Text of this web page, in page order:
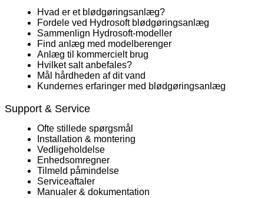
Hvad er et blødgøringsanlæg?
Fordele ved Hydrosoft blødgøringsanlæg
Sammenlign Hydrosoft-modeller
Find anlæg med modelberenger
Anlæg til kommercielt brug
Hvilket salt anbefales?
Mål hårdheden af dit vand
Kundernes erfaringer med blødgøringsanlæg
Support & Service
Ofte stillede spørgsmål
Installation & montering
Vedligeholdelse
Enhedsomregner
Tilmeld påmindelse
Serviceaftaler
Manualer & dokumentation